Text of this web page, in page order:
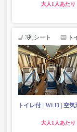
大人
3列シート ト
トイレ付 Wi-Fi 空気
大人